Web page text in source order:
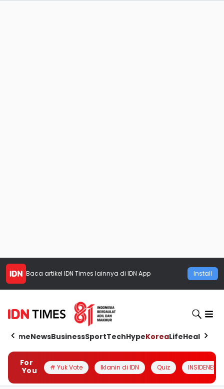
Baca artikel IDN Times lainnya di IDN App Install
HomeNewsBusinessSportTechHypeKoreaLifeHealth
For
You
# Yuk Vote Iklanin di IDN Quiz INSIDENESIA